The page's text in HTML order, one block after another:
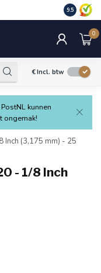
9.5
0
€Incl. btw
kunnen
ongemak!
Inch (3,175 mm) - 25
- 1/8 Inch